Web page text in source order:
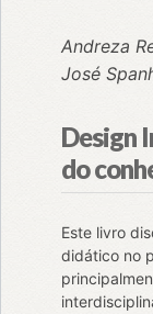
Andreza
José
Design
do
Este livro
didático no